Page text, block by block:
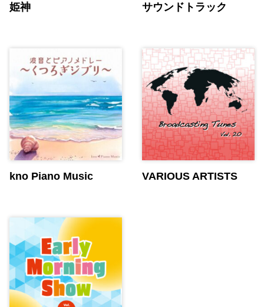
姫神 サウンドトラック
kno Piano Music VARIOUS ARTISTS